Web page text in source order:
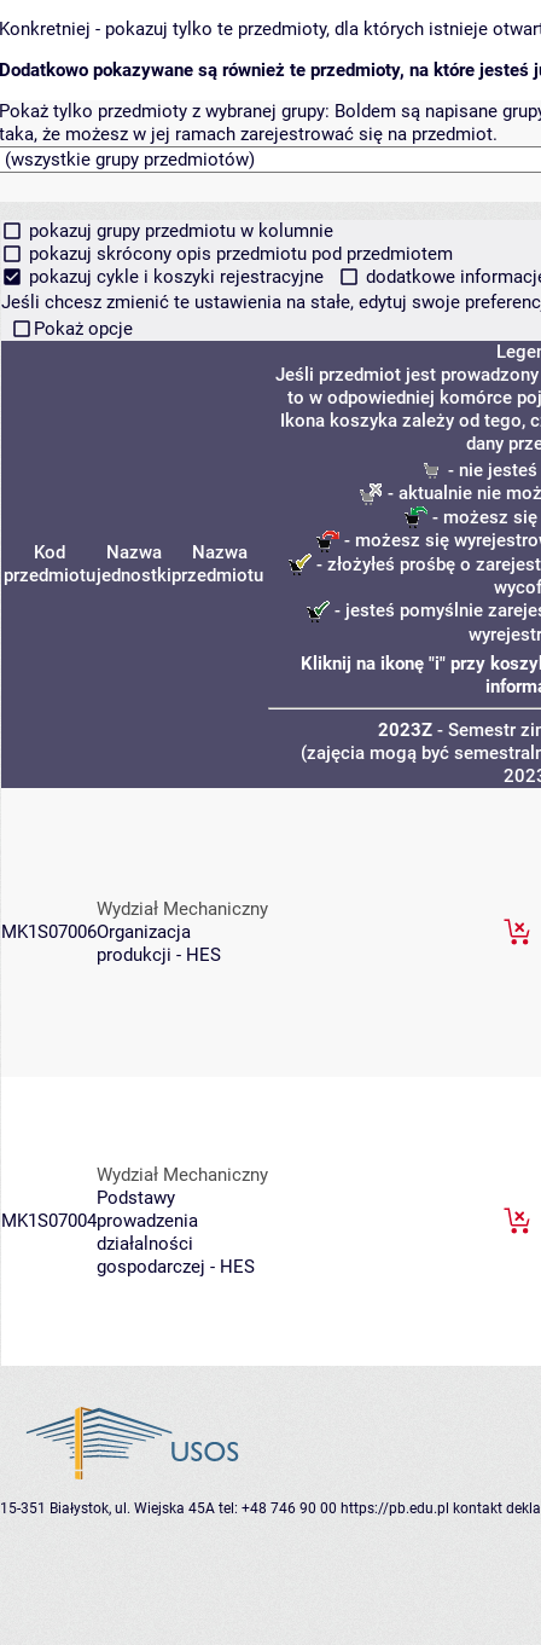
Konkretniej - pokazuj tylko te przedmioty, dla których istnieje
Dodatkowo pokazywane są również te przedmioty, na które jesteś
Pokaż tylko przedmioty z wybranej grupy: Boldem są napisane
taka, że możesz w jej ramach zarejestrować się na przedmiot.
pokazuj grupy przedmiotu w kolumnie
pokazuj skrócony opis przedmiotu pod przedmiotem
pokazuj cykle i koszyki rejestracyjne
dodatkowe
Jeśli chcesz zmienić te ustawienia na stałe, edytuj swoje
Pokaż opcje
Kod
przedmiotu
Nazwa
jednostki
Nazwa
przedmiotu
Jeśli przedmiot jest
to w odpowiedniej komórce
Ikona koszyka zależy od tego,
dany
- nie
- aktualnie nie
- możesz się
- możesz się
- złożyłeś prośbę o
- jesteś pomyślnie
Kliknij na ikonę "i" przy
2023Z - Semestr
(zajęcia mogą być
MK1S07006
Wydział Mechaniczny
Organizacja
produkcji - HES
MK1S07004
Wydział Mechaniczny
Podstawy
prowadzenia
działalności
gospodarczej - HES
15-351 Białystok, ul. Wiejska 45A tel: +48 746 90 00 https://pb.edu.pl kontakt